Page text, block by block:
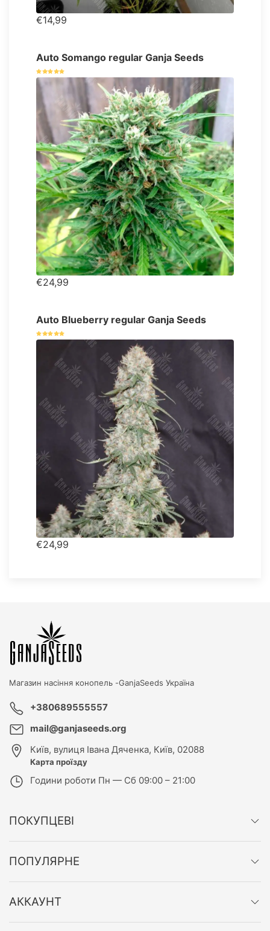
€14,99
Auto Somango regular Ganja Seeds
€24,99
Auto Blueberry regular Ganja Seeds
€24,99
Магазин насіння конопель -GanjaSeeds Україна
+380689555557
mail@ganjaseeds.org
Київ, вулиця Івана Дяченка, Київ, 02088
Карта проїзду
Години роботи Пн — Сб 09:00 – 21:00
ПОКУПЦЕВІ
ПОПУЛЯРНЕ
АККАУНТ